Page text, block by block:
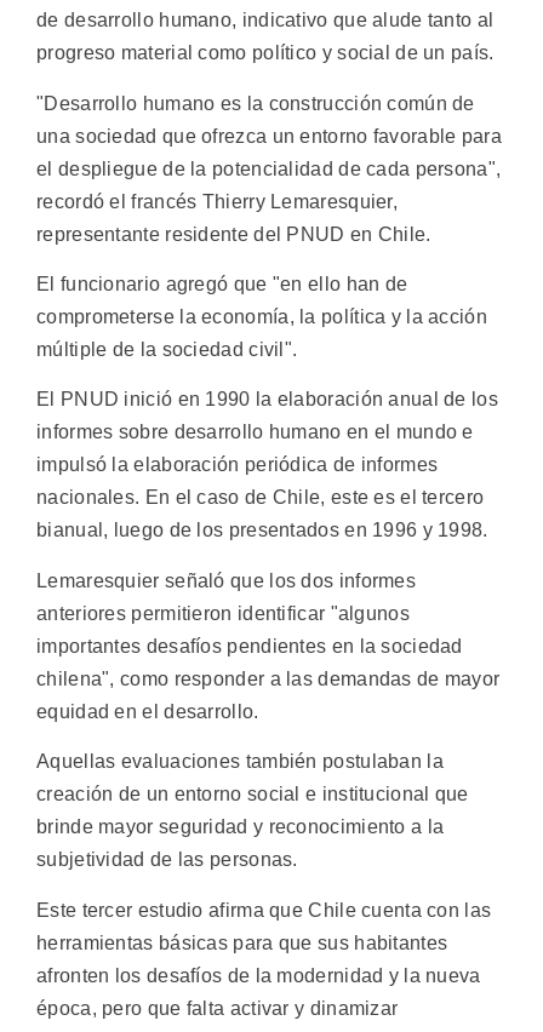
de desarrollo humano, indicativo que alude tanto al
progreso material como político y social de un país.
"Desarrollo humano es la construcción común de
una sociedad que ofrezca un entorno favorable para
el despliegue de la potencialidad de cada persona",
recordó el francés Thierry Lemaresquier,
representante residente del PNUD en Chile.
El funcionario agregó que "en ello han de
comprometerse la economía, la política y la acción
múltiple de la sociedad civil".
El PNUD inició en 1990 la elaboración anual de los
informes sobre desarrollo humano en el mundo e
impulsó la elaboración periódica de informes
nacionales. En el caso de Chile, este es el tercero
bianual, luego de los presentados en 1996 y 1998.
Lemaresquier señaló que los dos informes
anteriores permitieron identificar "algunos
importantes desafíos pendientes en la sociedad
chilena", como responder a las demandas de mayor
equidad en el desarrollo.
Aquellas evaluaciones también postulaban la
creación de un entorno social e institucional que
brinde mayor seguridad y reconocimiento a la
subjetividad de las personas.
Este tercer estudio afirma que Chile cuenta con las
herramientas básicas para que sus habitantes
afronten los desafíos de la modernidad y la nueva
época, pero que falta activar y dinamizar